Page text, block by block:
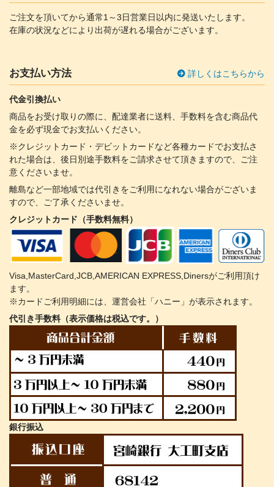
ご注文を頂いてから通常1～3日営業日以内に発送いたします。
在庫の状況などにより出荷が遅れる場合がございます。
お支払い方法 詳しくはこちらから
代金引換払い
商品をお受け取りの際に、配達業者に送料、手数料を含む商品代
金を必ず現金でお支払いください。
※クレジットカード・デビットカードなど各種カードでお支払さ
れた場合は、後日別途手数料をご請求させて頂きますので、ご注
意くださいませ。
離島など一部地域では代引きをご利用になれない場合がございま
すので、ご了承くださいませ。
クレジットカード（手数料無料）
Visa,MasterCard,JCB,AMERICAN EXPRESS,Dinersがご利用頂け
ます。
※カードご利用明細には、運営会社「ハニー」が表示されます。
代引き手数料（表示価格は税込です。）
銀行振込